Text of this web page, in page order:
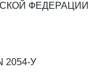
ФЕДЕРАЦИИ
2054-У